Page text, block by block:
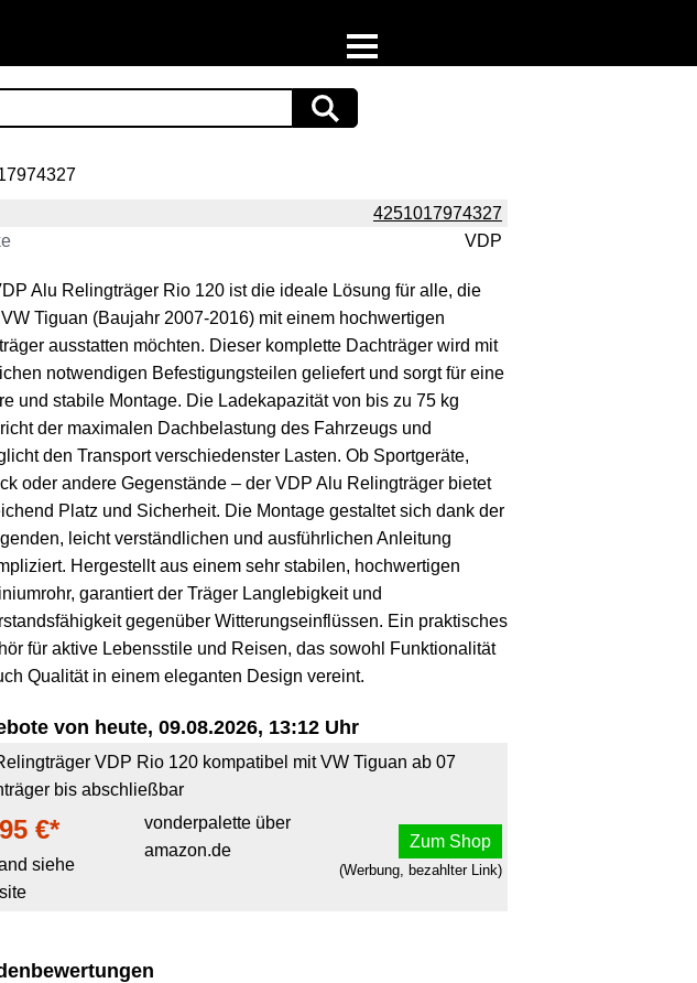
Support & Newsletter
Presse
Datenschutz
Impressum
4251017974327
VDP
Alu Relingträger Rio 120 ist die ideale Lösung für alle, die
Tiguan (Baujahr 2007-2016) mit einem hochwertigen
ausstatten möchten. Dieser komplette Dachträger wird mit
notwendigen Befestigungsteilen geliefert und sorgt für eine
und stabile Montage. Die Ladekapazität von bis zu 75 kg
der maximalen Dachbelastung des Fahrzeugs und
den Transport verschiedenster Lasten. Ob Sportgeräte,
oder andere Gegenstände – der VDP Alu Relingträger bietet
Platz und Sicherheit. Die Montage gestaltet sich dank der
leicht verständlichen und ausführlichen Anleitung
Hergestellt aus einem sehr stabilen, hochwertigen
garantiert der Träger Langlebigkeit und
gegenüber Witterungseinflüssen. Ein praktisches
für aktive Lebensstile und Reisen, das sowohl Funktionalität
Qualität in einem eleganten Design vereint.
von heute, 09.08.2026, 13:12 Uhr
VDP Rio 120 kompatibel mit VW Tiguan ab 07
bis abschließbar
€*
siehe
vonderpalette über
amazon.de
Zum Shop
(Werbung, bezahlter Link)